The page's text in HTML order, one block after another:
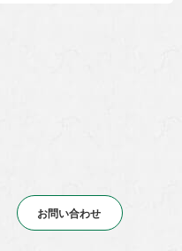
お問い合わせ